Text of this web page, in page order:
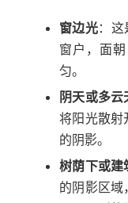
窗边光：
窗户，面
匀。
阴天或多云
将阳光散射
的阴影。
树荫下或建
的阴影区域